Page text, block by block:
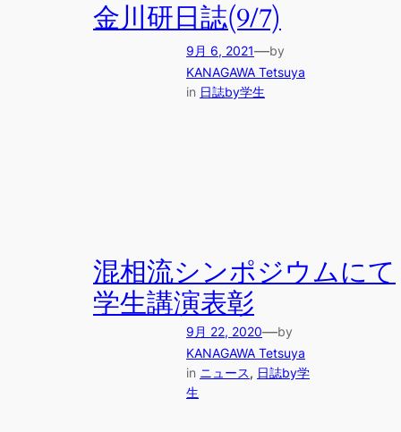
金川研日誌(9/7)
9月 6, 2021—by
KANAGAWA Tetsuya
in 日誌by学生
混相流シンポジウムにて
学生講演表彰
9月 22, 2020—by
KANAGAWA Tetsuya
in ニュース, 日誌by学
生